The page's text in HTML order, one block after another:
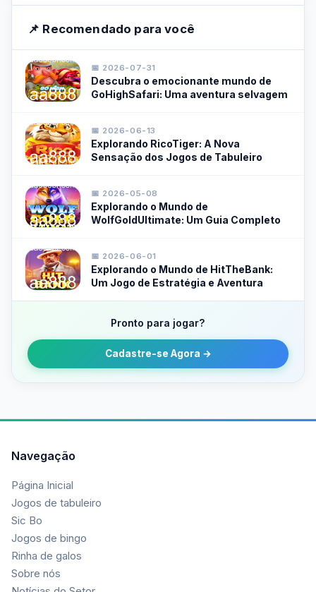
📌 Recomendado para você
📅 2026-07-31
Descubra o emocionante mundo de
GoHighSafari: Uma aventura selvagem
📅 2026-06-13
Explorando RicoTiger: A Nova
Sensação dos Jogos de Tabuleiro
📅 2026-05-08
Explorando o Mundo de
WolfGoldUltimate: Um Guia Completo
📅 2026-06-01
Explorando o Mundo de HitTheBank:
Um Jogo de Estratégia e Aventura
Pronto para jogar?
Cadastre-se Agora →
Navegação
Página Inicial
Jogos de tabuleiro
Sic Bo
Jogos de bingo
Rinha de galos
Sobre nós